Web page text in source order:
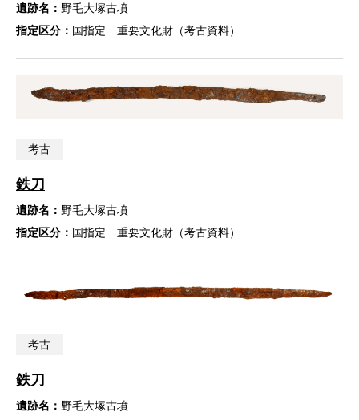
遺跡名： 野毛大塚古墳
指定区分： 国指定 重要文化財（考古資料）
考古
鉄刀
遺跡名： 野毛大塚古墳
指定区分： 国指定 重要文化財（考古資料）
考古
鉄刀
遺跡名： 野毛大塚古墳